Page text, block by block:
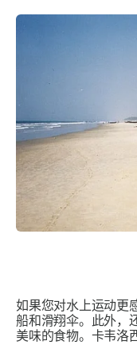
如果您对水上运动更
船和滑翔伞。此外，
美味的食物。卡韦洛